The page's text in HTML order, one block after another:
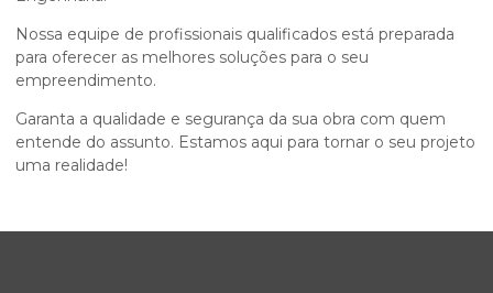
Nossa equipe de profissionais qualificados está preparada
para oferecer as melhores soluções para o seu
empreendimento.
Garanta a qualidade e segurança da sua obra com quem
entende do assunto. Estamos aqui para tornar o seu projeto
uma realidade!